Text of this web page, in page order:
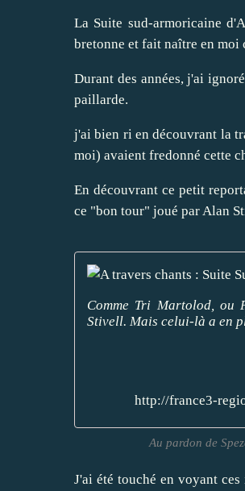
La Suite sud-armoricaine
bretonne et fait naître en moi
Durant des années, j'ai
paillarde.
j'ai bien ri en découvrant la
moi) avaient fredonné cette
En découvrant ce petit
ce "bon tour" joué par Alan
Comme Tri Martolod, ou
Stivell. Mais celui-là a en
http://france3-
Au pardon de
J'ai été touché en voyant